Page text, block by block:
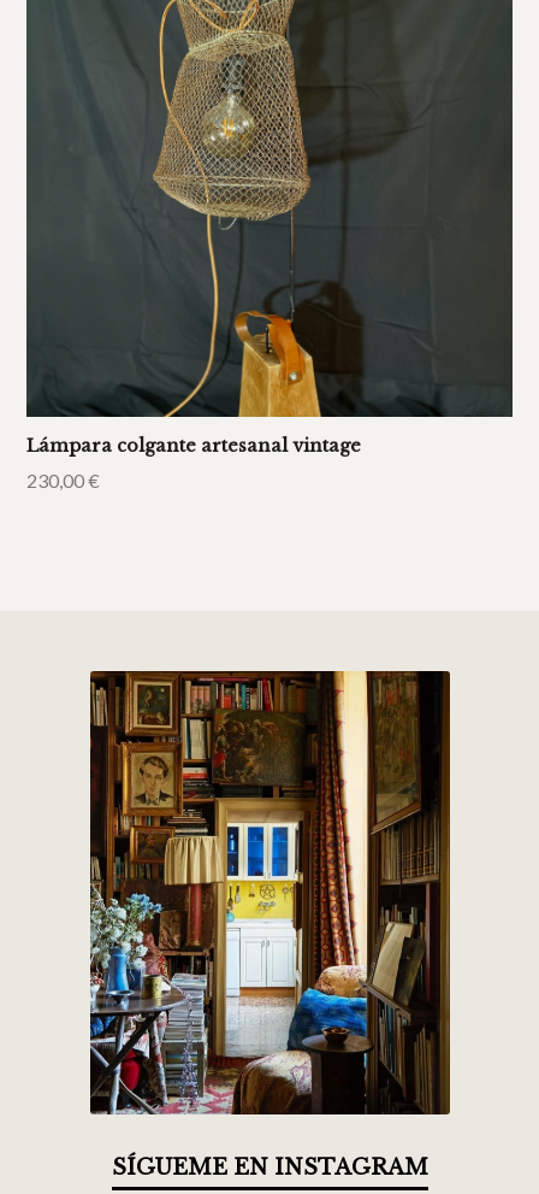
Lámpara colgante artesanal vintage
230,00€
SÍGUEME EN INSTAGRAM